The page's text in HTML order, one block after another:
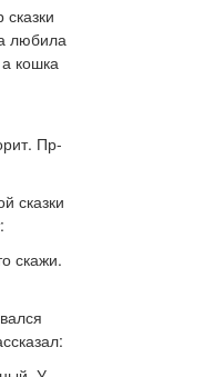
любила
кошка
Пр-
сказки
скажи.